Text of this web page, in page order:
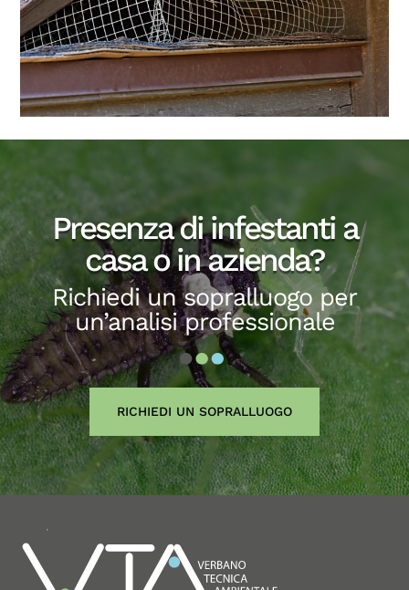
Presenza di infestanti a
casa o in azienda?
Richiedi un sopralluogo per
un’analisi professionale
RICHIEDI UN SOPRALLUOGO